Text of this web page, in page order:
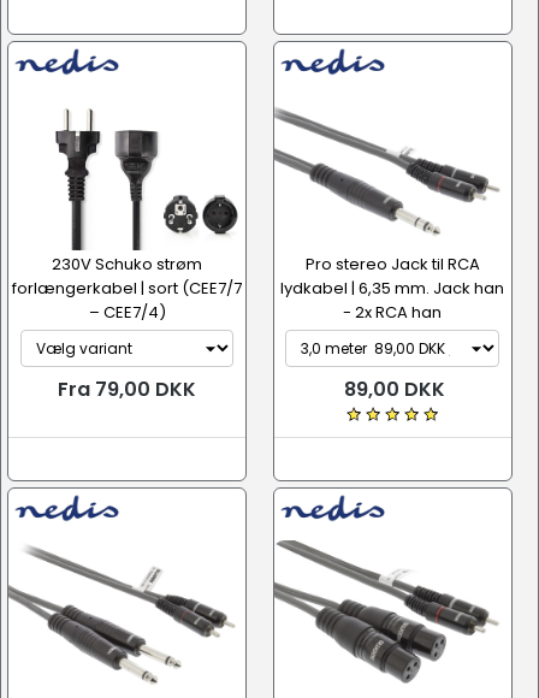
230V Schuko strøm
forlængerkabel | sort (CEE7/7
– CEE7/4)
Fra 79,00 DKK
Pro stereo Jack til RCA
lydkabel | 6,35 mm. Jack han
- 2x RCA han
89,00 DKK